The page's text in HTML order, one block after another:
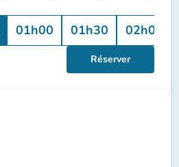
01h00 01h30 02h00
Réserver